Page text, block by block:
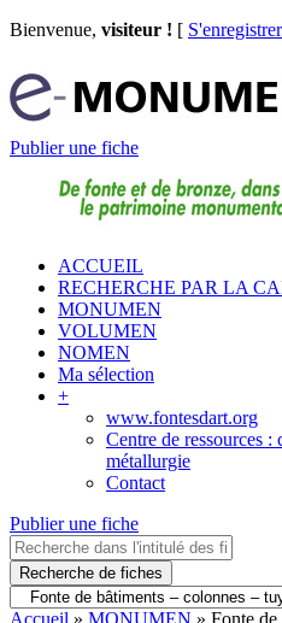
Bienvenue, visiteur ! [ S'enregistrer
Publier une fiche
ACCUEIL
RECHERCHE PAR LA
MONUMEN
VOLUMEN
NOMEN
Ma sélection
+
www.fontesdart.org
Centre de ressources :
métallurgie
Contact
Publier une fiche
Recherche de fiches
Accueil » MONUMEN » Fonte